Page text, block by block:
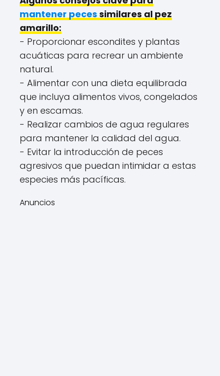
mantener peces similares al pez
amarillo:
- Proporcionar escondites y plantas
acuáticas para recrear un ambiente
natural.
- Alimentar con una dieta equilibrada
que incluya alimentos vivos, congelados
y en escamas.
- Realizar cambios de agua regulares
para mantener la calidad del agua.
- Evitar la introducción de peces
agresivos que puedan intimidar a estas
especies más pacíficas.
Anuncios